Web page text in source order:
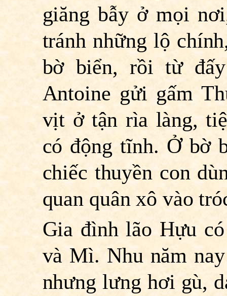
giăng bẫy ở mọi
tránh những lộ
bờ biển, rồi từ
Antoine gửi gấm
vịt ở tận rìa làng,
có động tĩnh. Ở bờ
chiếc thuyền con
quan quân xô vào
Gia đình lão Hựu
và Mì. Nhu năm
nhưng lưng hơi gù,